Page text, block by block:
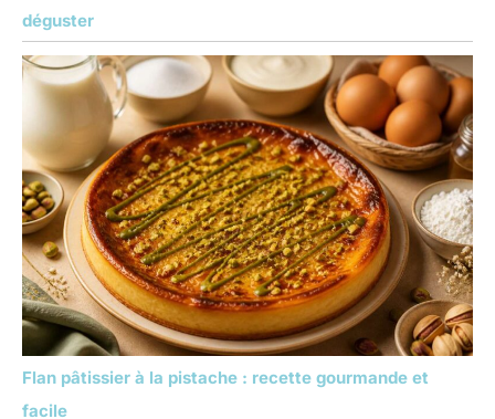
déguster
Flan pâtissier à la pistache : recette gourmande et
facile